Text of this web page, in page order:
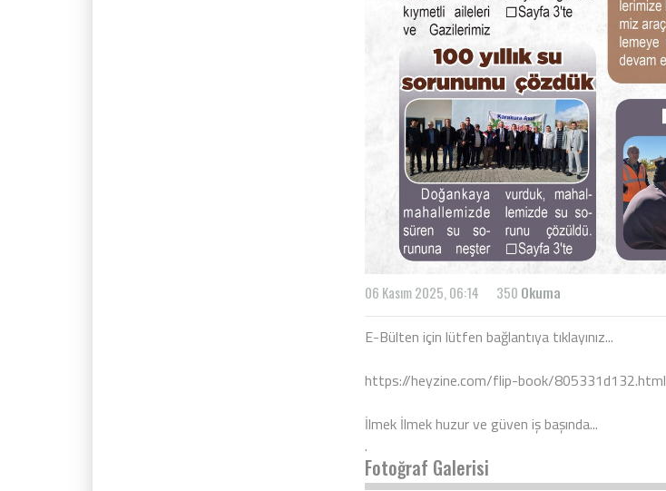
06 Kasım 2025, 06:14 350 Okuma
E-Bülten için lütfen bağlantıya tıklayınız...
https://heyzine.com/flip-book/805331d132.html
İlmek İlmek huzur ve güven iş başında...
.
Fotoğraf Galerisi